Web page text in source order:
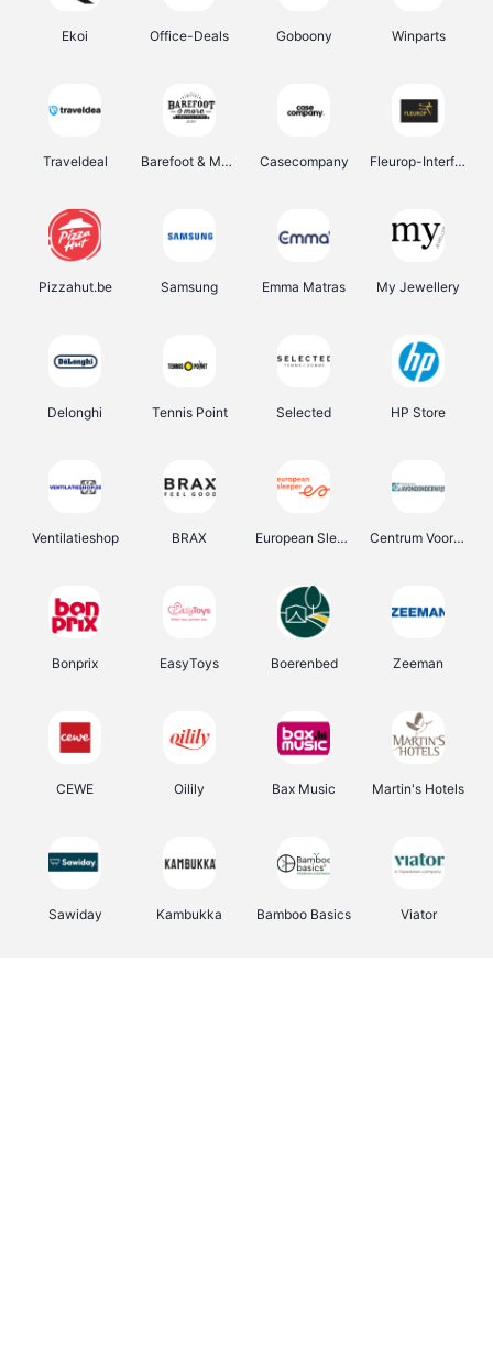
Ekoi Office-Deals Goboony Winparts
Traveldeal Barefoot & More Casecompany Fleurop-Interflora
Pizzahut.be Samsung Emma Matras My Jewellery
Delonghi Tennis Point Selected HP Store
Ventilatieshop BRAX European Sleeper Centrum Voor Avondonderwijs
Bonprix EasyToys Boerenbed Zeeman
CEWE Oilily Bax Music Martin's Hotels
Sawiday Kambukka Bamboo Basics Viator